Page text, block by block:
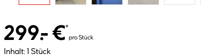
299.- €*
pro Stück
Inhalt: 1 Stück